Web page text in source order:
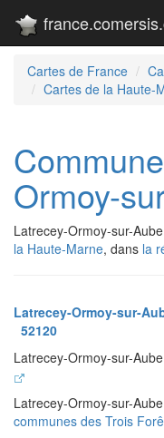
Cartes de France
Cartes de la Haute-
Ormoy-
Latrecey-Ormoy-sur-
la Haute-Marne, dans la
Latrecey-Ormoy-sur-
52120
Latrecey-Ormoy-sur-
Latrecey-Ormoy-sur-
communes des Trois